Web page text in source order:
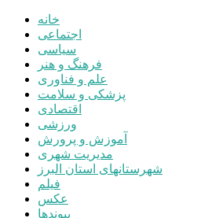
خانه
اجتماعی
سیاسی
فرهنگ و هنر
علم و فناوری
پزشکی و سلامت
اقتصادی
ورزشی
آموزش و پرورش
مدیریت شهری
شهرستانهای استان البرز
فیلم
عکس
پیوندها